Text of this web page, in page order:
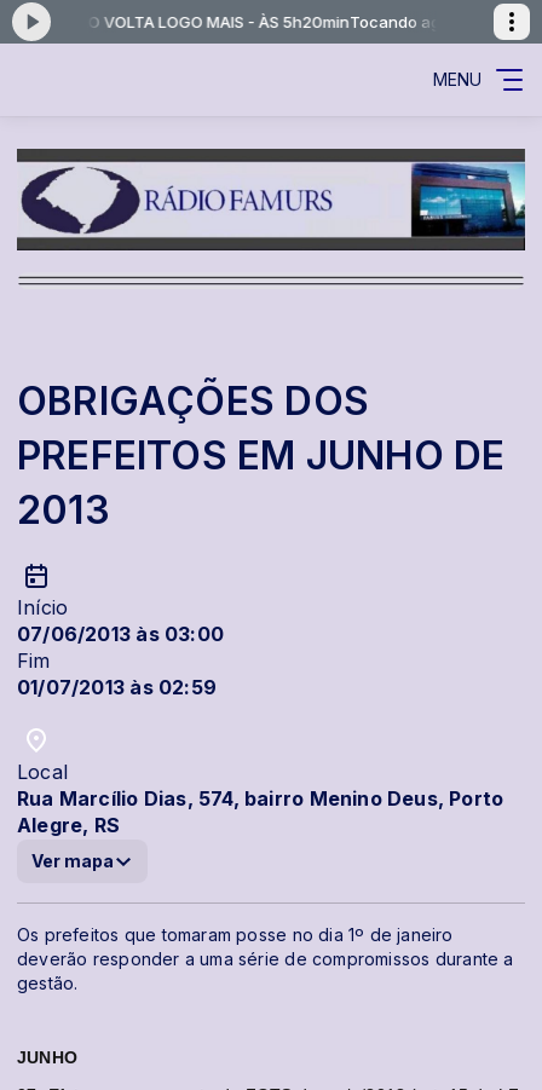
VOLTA LOGO MAIS - ÀS 5h20minTocando agora: NOSSA
MENU
OBRIGAÇÕES DOS
PREFEITOS EM JUNHO DE
2013
Início
07/06/2013 às 03:00
Fim
01/07/2013 às 02:59
Local
Rua Marcílio Dias, 574, bairro Menino Deus, Porto
Alegre, RS
Ver mapa
Os prefeitos que tomaram posse no dia 1º de janeiro
deverão responder a uma série de compromissos durante a
gestão.
JUNHO